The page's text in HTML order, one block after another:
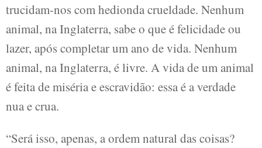
trucidam-nos com hedionda crueldade. Nenhum
animal, na Inglaterra, sabe o que é felicidade ou
lazer, após completar um ano de vida. Nenhum
animal, na Inglaterra, é livre. A vida de um animal
é feita de miséria e escravidão: essa é a verdade
nua e crua.
“Será isso, apenas, a ordem natural das coisas?